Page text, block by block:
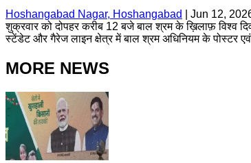
Hoshangabad Nagar, Hoshangabad
Jun 12,
शुक्रवार को दोपहर करीब 12 बजे बाल श्रम के ख़िलाफ़ विश्व
स्टेंडेट और गैरेज लाइन क्षेत्र में बाल श्रम अधिनियम के पोस्टर एवं
MORE NEWS